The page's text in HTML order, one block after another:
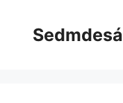
obsah